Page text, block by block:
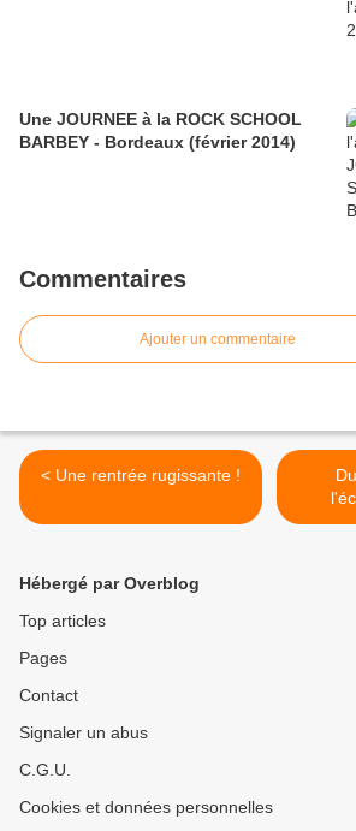
Une JOURNEE à la ROCK SCHOOL
BARBEY - Bordeaux (février 2014)
Commentaires
Ajouter un commentaire
< Une rentrée rugissante !
Hébergé par Overblog
Top articles
Pages
Contact
Signaler un abus
C.G.U.
Cookies et données personnelles